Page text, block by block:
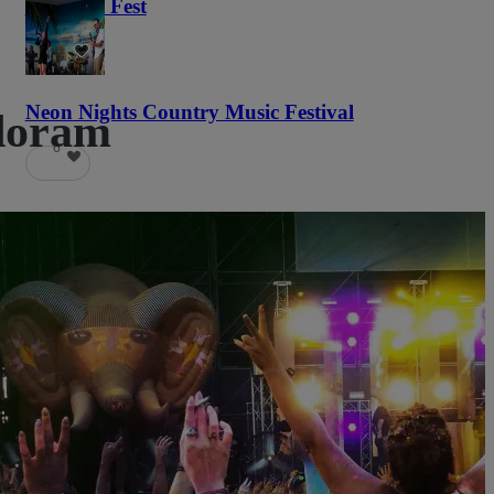
Haunted Fest
59
Neon Nights Country Music Festival
6